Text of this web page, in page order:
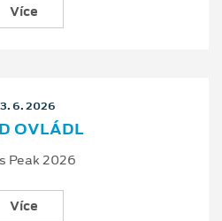
Více
6. 2026
OVLÁDL
Peak 2026
Více